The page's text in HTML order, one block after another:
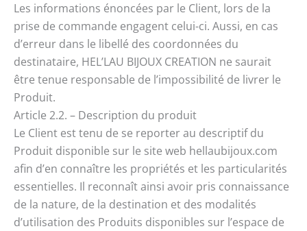
Les informations énoncées par le Client, lors de la
prise de commande engagent celui-ci. Aussi, en cas
d’erreur dans le libellé des coordonnées du
destinataire, HEL’LAU BIJOUX CREATION ne saurait
être tenue responsable de l’impossibilité de livrer le
Produit.
Article 2.2. – Description du produit
Le Client est tenu de se reporter au descriptif du
Produit disponible sur le site web hellaubijoux.com
afin d’en connaître les propriétés et les particularités
essentielles. Il reconnaît ainsi avoir pris connaissance
de la nature, de la destination et des modalités
d’utilisation des Produits disponibles sur l’espace de